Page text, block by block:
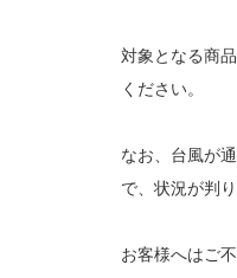
対象となる商
ください。
なお、台風が
で、状況が判
お客様へはご